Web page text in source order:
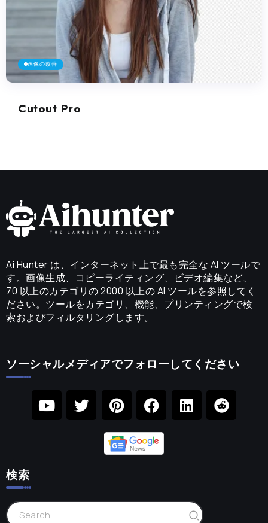
画像の改善
Cutout Pro
Ai Hunter は、インターネット上で最も完全な AI ツールで
す。画像生成、コピーライティング、ビデオ編集など、
70 以上のカテゴリの 2000 以上の AI ツールを参照してく
ださい。ツールをカテゴリ、機能、プリンティングで検
索およびフィルタリングします。
ソーシャルメディアでフォローしてください
検索